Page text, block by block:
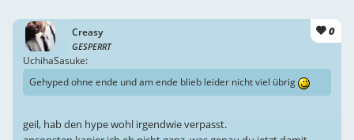
Creasy
GESPERRT
0
UchihaSasuke:
Gehyped ohne ende und am ende blieb leider nicht viel übrig
geil, hab den hype wohl irgendwie verpasst.